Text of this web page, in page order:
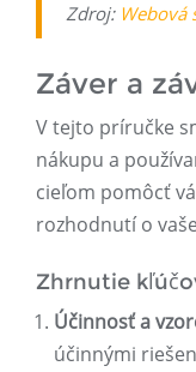
Zdroj: Webová
Záver a
V tejto príručke
nákupu a
cieľom pomôcť
rozhodnutí o
Zhrnutie
Účinnosť a
účinnými